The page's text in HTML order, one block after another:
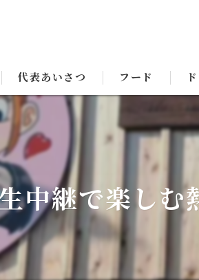
代表あいさつ フード
中継で楽しむ